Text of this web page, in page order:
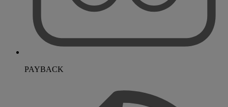
PAYBACK